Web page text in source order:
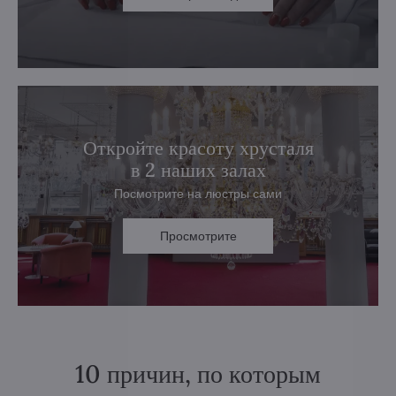
Откройте красоту хрусталя
в 2 наших залах
Посмотрите на люстры сами
Просмотрите
10 причин, по которым